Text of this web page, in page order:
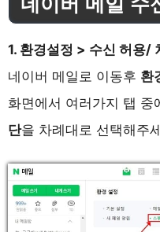
1. 환경설정 > 수신 허용/
네이버 메일로 이동후 환
화면에서 여러가지 탭 중
단을 차례대로 선택해주